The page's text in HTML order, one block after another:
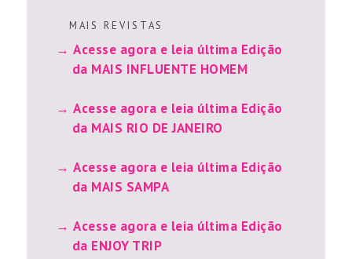
M A I S R E V I S T A S
Acesse agora e leia última Edição
da MAIS INFLUENTE HOMEM
Acesse agora e leia última Edição
da MAIS RIO DE JANEIRO
Acesse agora e leia última Edição
da MAIS SAMPA
Acesse agora e leia última Edição
da ENJOY TRIP